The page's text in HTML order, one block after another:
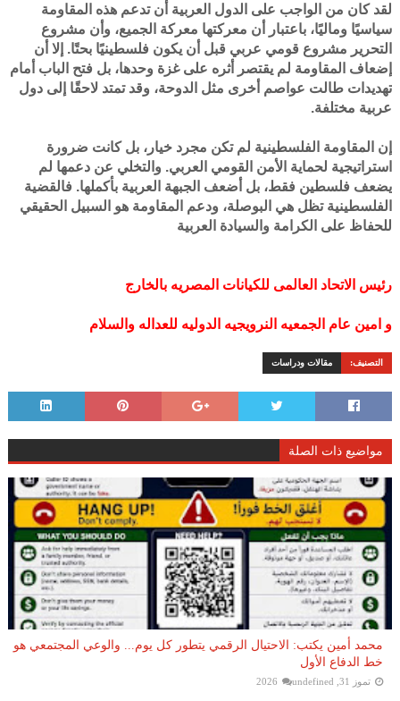
لقد كان من الواجب على الدول العربية أن تدعم هذه المقاومة
سياسيًا وماليًا، باعتبار أن معركتها معركة الجميع، وأن مشروع
التحرير مشروع قومي عربي قبل أن يكون فلسطينيًا بحتًا. إلا أن
إضعاف المقاومة لم يقتصر أثره على غزة وحدها، بل فتح الباب أمام
تهديدات طالت عواصم أخرى مثل الدوحة، وقد تمتد لاحقًا إلى دول
عربية مختلفة.
إن المقاومة الفلسطينية لم تكن مجرد خيار، بل كانت ضرورة
استراتيجية لحماية الأمن القومي العربي. والتخلي عن دعمها لم
يضعف فلسطين فقط، بل أضعف الجبهة العربية بأكملها. فالقضية
الفلسطينية تظل هي البوصلة، ودعم المقاومة هو السبيل الحقيقي
للحفاظ على الكرامة والسيادة العربية
رئيس الاتحاد العالمى للكيانات المصريه بالخارج
و امين عام الجمعيه النرويجيه الدوليه للعداله والسلام
التصنيف: مقالات ودراسات
مواضيع ذات الصلة
محمد أمين يكتب: الاحتيال الرقمي يتطور كل يوم... والوعي المجتمعي هو
خط الدفاع الأول
تموز 31, 2026 undefined